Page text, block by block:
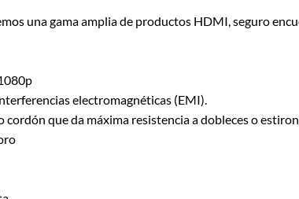
una gama amplia de productos HDMI, seguro
electromagnéticas (EMI).
que da máxima resistencia a dobleces o